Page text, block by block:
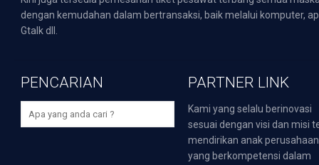
dengan kemudahan dalam bertransaksi, baik melalui komputer,
Gtalk dll.
PENCARIAN PARTNER LINK
Kami yang selalu berinovasi
sesuai dengan visi dan misi
mendirikan anak perusahaan
yang berkompetensi dalam